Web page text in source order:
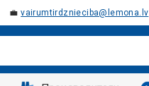
💼vairumtirdznieciba@lemona.lv